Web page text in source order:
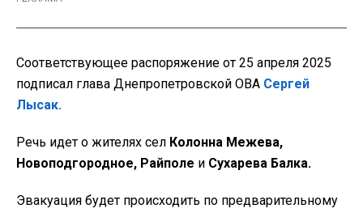
Соответствующее распоряжение от 25 апреля 2025
подписал глава Днепропетровской ОВА Сергей
Лысак.
Речь идет о жителях сел Колонна Межева,
Новоподгородное, Райполе и Сухарева Балка.
Эвакуация будет происходить по предварительному